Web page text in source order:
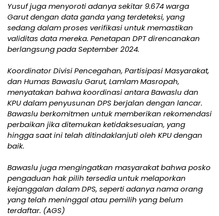
Yusuf juga menyoroti adanya sekitar 9.674 warga
Garut dengan data ganda yang terdeteksi, yang
sedang dalam proses verifikasi untuk memastikan
validitas data mereka. Penetapan DPT direncanakan
berlangsung pada September 2024.
Koordinator Divisi Pencegahan, Partisipasi Masyarakat,
dan Humas Bawaslu Garut, Lamlam Masropah,
menyatakan bahwa koordinasi antara Bawaslu dan
KPU dalam penyusunan DPS berjalan dengan lancar.
Bawaslu berkomitmen untuk memberikan rekomendasi
perbaikan jika ditemukan ketidaksesuaian, yang
hingga saat ini telah ditindaklanjuti oleh KPU dengan
baik.
Bawaslu juga mengingatkan masyarakat bahwa posko
pengaduan hak pilih tersedia untuk melaporkan
kejanggalan dalam DPS, seperti adanya nama orang
yang telah meninggal atau pemilih yang belum
terdaftar. (AGS)